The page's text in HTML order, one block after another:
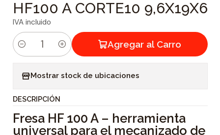
HF100 A CORTE10 9,6X19X6
IVA incluido
C
i
d
Agregar al Carro
Mostrar stock de ubicaciones
DESCRIPCIÓN
Fresa HF 100 A – herramienta
universal para el mecanizado de